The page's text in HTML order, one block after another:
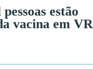
estão
vacina em VR